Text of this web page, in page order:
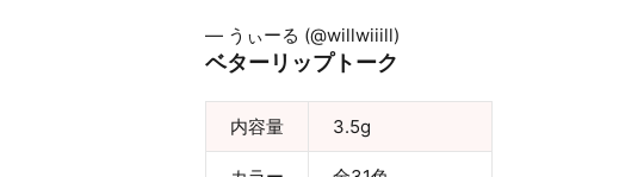
— うぃーる (@willwiiill)
ベターリップトーク
内容量 3.5g